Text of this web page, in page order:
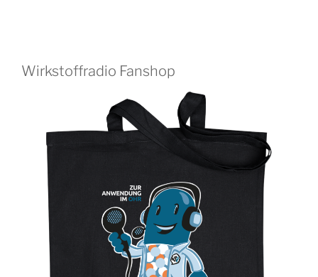
Wirkstoffradio Fanshop